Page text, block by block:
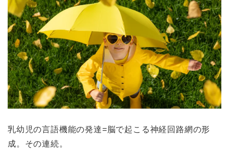
乳幼児の言語機能の発達=脳で起こる神経回路網の形
成。その連続。